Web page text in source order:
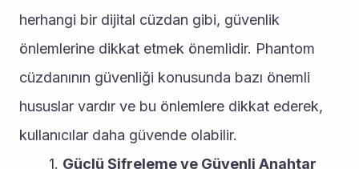
herhangi bir dijital cüzdan gibi, güvenlik
önlemlerine dikkat etmek önemlidir. Phantom
cüzdanının güvenliği konusunda bazı önemli
hususlar vardır ve bu önlemlere dikkat ederek,
kullanıcılar daha güvende olabilir.
Güçlü Şifreleme ve Güvenli Anahtar